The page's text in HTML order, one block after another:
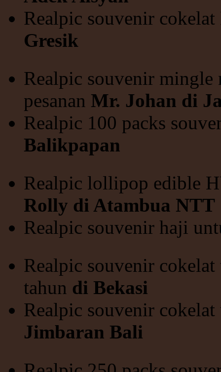
Realpic souvenir
Gresik
Realpic souvenir mingle
pesanan Mr. Johan di
Realpic 100 packs
Balikpapan
Realpic lollipop edible
Rolly di Atambua NTT
Realpic souvenir haji
Realpic souvenir
tahun di Bekasi
Realpic souvenir
Jimbaran Bali